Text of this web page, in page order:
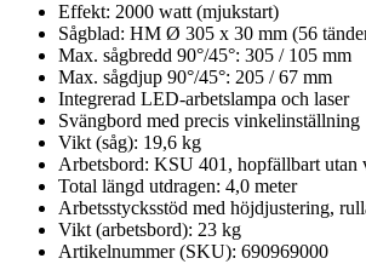
Effekt: 2000 watt (mjukstart)
Sågblad: HM Ø 305 x 30 mm (56
Max. sågbredd 90°/45°: 305 / 105 mm
Max. sågdjup 90°/45°: 205 / 67 mm
Integrerad LED-arbetslampa och laser
Svängbord med precis vinkelinställning
Vikt (såg): 19,6 kg
Arbetsbord: KSU 401, hopfällbart utan
Total längd utdragen: 4,0 meter
Arbetsstycksstöd med höjdjustering,
Vikt (arbetsbord): 23 kg
Artikelnummer (SKU): 690969000